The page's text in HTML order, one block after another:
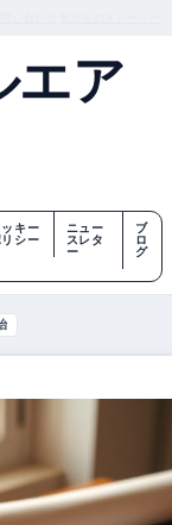
エア
ッキー
リシー
ニュー
スレタ
ー
ブ
ロ
グ